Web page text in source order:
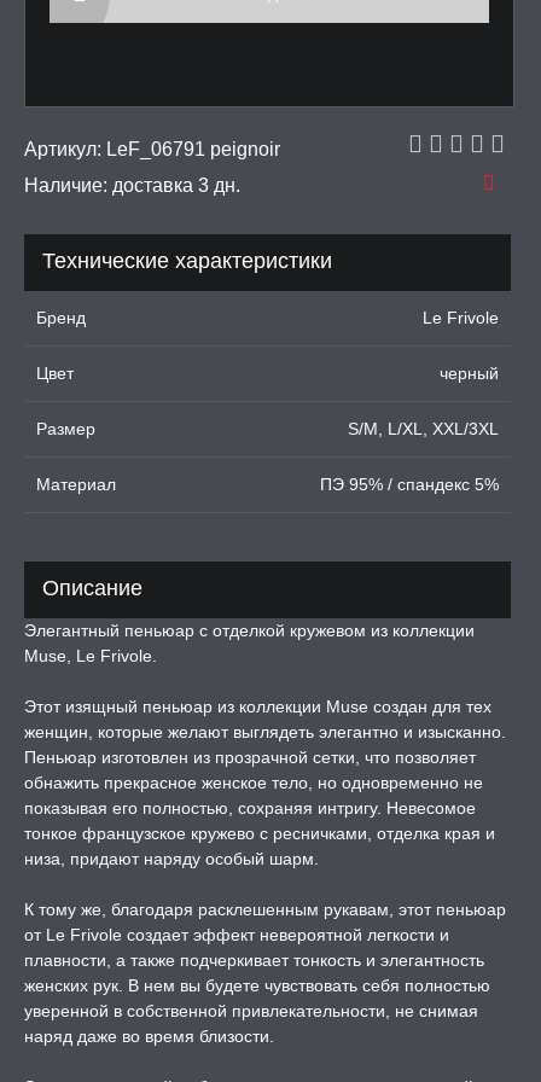
ИНТИМ-ГЕЛИ,
ЛУБРИКАНТЫ
КОЛЬЦА И
НА ЧЛЕН
ПРИКОЛЫ,
УПАКОВКА
ДЛЯ СЕКСА
Артикул: LeF_06791 peignoir
Наличие: доставка 3 дн.
Технические характеристики
Бренд Le Frivole
Цвет черный
Размер S/M, L/XL, XXL/3XL
Материал ПЭ 95% / спандекс 5%
Описание
Элегантный пеньюар с отделкой кружевом из коллекции
Muse, Le Frivole.
Этот изящный пеньюар из коллекции Muse создан для тех
женщин, которые желают выглядеть элегантно и изысканно.
Пеньюар изготовлен из прозрачной сетки, что позволяет
обнажить прекрасное женское тело, но одновременно не
показывая его полностью, сохраняя интригу. Невесомое
тонкое французское кружево с ресничками, отделка края и
низа, придают наряду особый шарм.
К тому же, благодаря расклешенным рукавам, этот пеньюар
от Le Frivole создает эффект невероятной легкости и
плавности, а также подчеркивает тонкость и элегантность
женских рук. В нем вы будете чувствовать себя полностью
уверенной в собственной привлекательности, не снимая
наряд даже во время близости.